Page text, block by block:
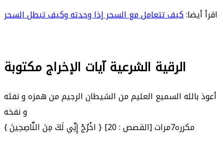
اقرأ أيضا:كيف تتعامل مع السحر إذا وجدته وكيف تبطل السحر
الرقية الشرعية آيات الإخراج مكتوبة
أعوذ بالله السميع العليم من الشيطان الرجيم من همزه و نفثه
و نفخه
{ اخْرُجْ إِنِّي لَكَ مِنَ النَّاصِحِينَ } [القصص : 20] مكرره7مرات